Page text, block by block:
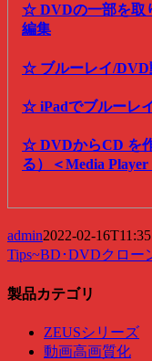
☆ DVDの一部を取
編集
☆ ブルーレイ/DVD
☆ iPadでブルーレ
☆ DVDからCD を
る）＜Media Player
admin2022-02-
Tips~BD･DVDクロー
製品カテゴリ
ZEUSシリーズ
動画高画質化